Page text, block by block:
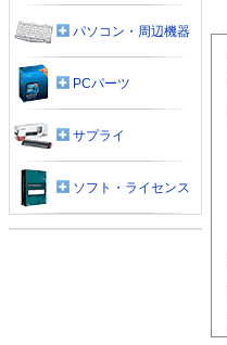
パソコン・周辺機器
PCパーツ
サプライ
ソフト・ライセンス